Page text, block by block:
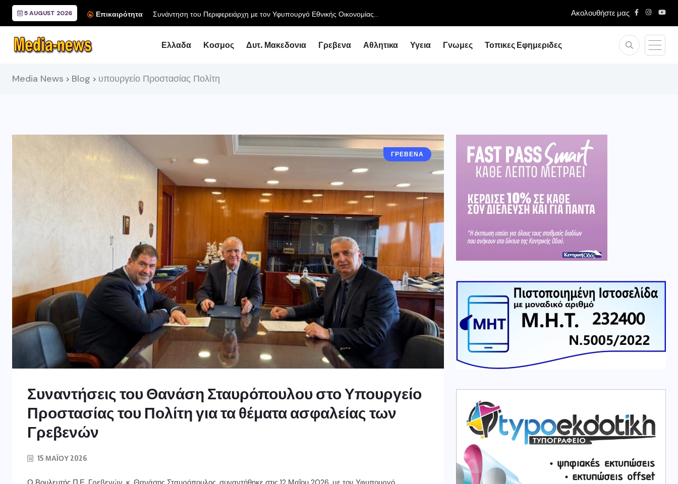
5 AUGUST 2026 Επικαιρότητα Συνάντηση του Περιφερειάρχη με τον Υφυπουργό Εθνικής Οικονομίας... Ακολουθήστε μας
Ελλαδα Κοσμος Δυτ. Μακεδονια Γρεβενα Αθλητικα Υγεια Γνωμες Τοπικες Εφημεριδες
Media News > Blog > υπουργείο Προστασίας Πολίτη
ΓΡΕΒΕΝΑ
Συναντήσεις του Θανάση Σταυρόπουλου στο Υπουργείο
Προστασίας του Πολίτη για τα θέματα ασφαλείας των
Γρεβενών
15 ΜΑΪ́ΟΥ 2026